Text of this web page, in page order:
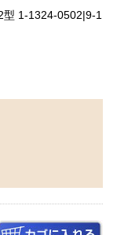
1-1324-0502|9-1